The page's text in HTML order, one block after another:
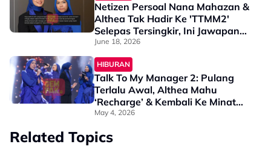
Netizen Persoal Nana Mahazan &
Althea Tak Hadir Ke 'TTMM2'
Selepas Tersingkir, Ini Jawapan
Tuan Badan - “Sebab Isnin
Saya…”
June 18, 2026
HIBURAN
Talk To My Manager 2: Pulang
Terlalu Awal, Althea Mahu
‘Recharge’ & Kembali Ke Minat
Asal - “Saya Tak Jangka…”
May 4, 2026
Related Topics